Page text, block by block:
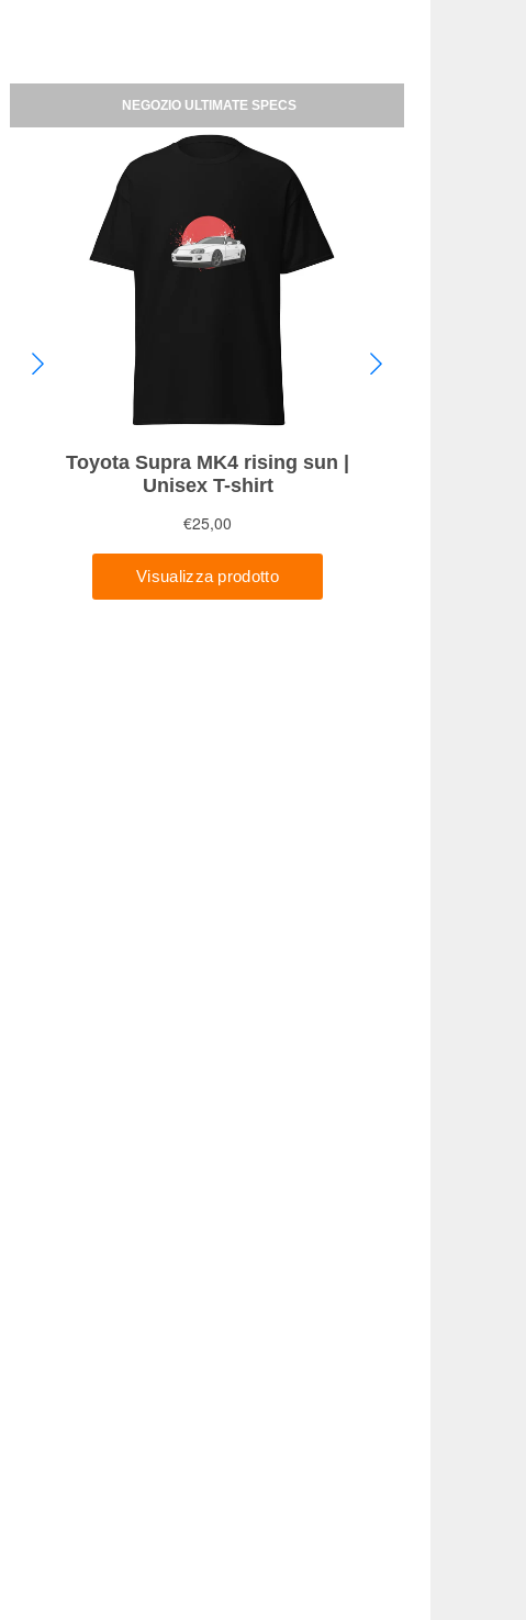
NEGOZIO ULTIMATE SPECS